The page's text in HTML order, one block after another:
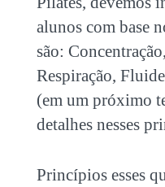
alunos com base
são:
Respiração,
(em um próximo
detalhes nesses
Princípios esses